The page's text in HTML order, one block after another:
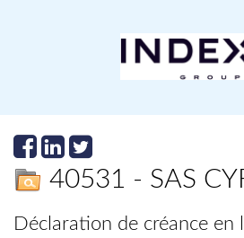
40531 - SAS
Déclaration de créance en